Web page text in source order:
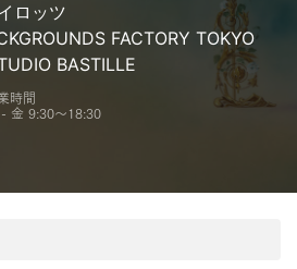
ロッツ
FACTORY TOKYO
BASTILLE
時間
金 9:30〜18:30